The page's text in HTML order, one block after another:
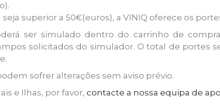
superior a 50€(euros), a VINIQ oferece os
ser simulado dentro do carrinho de
solicitados do simulador. O total de portes
sofrer alterações sem aviso prévio.
e Ilhas, por favor, contacte a nossa equipa de